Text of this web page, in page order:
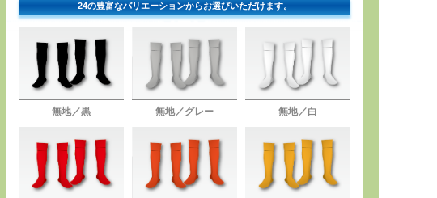
24の豊富なバリエーションからお選びいただけます。
無地／黒 無地／グレー 無地／白